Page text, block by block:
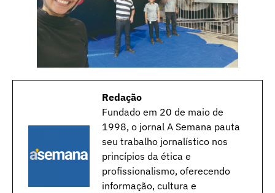
Redação
Fundado em 20 de maio de
1998, o jornal A Semana pauta
seu trabalho jornalístico nos
princípios da ética e
profissionalismo, oferecendo
informação, cultura e